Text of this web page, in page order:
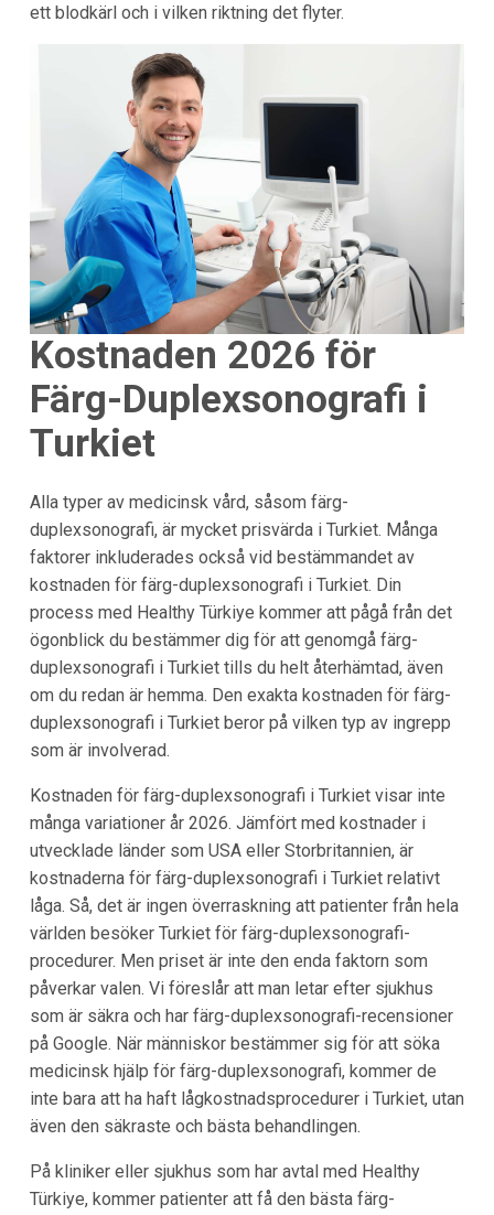
ett blodkärl och i vilken riktning det flyter.
Kostnaden 2026 för
Färg-Duplexsonografi i
Turkiet
Alla typer av medicinsk vård, såsom färg-
duplexsonografi, är mycket prisvärda i Turkiet. Många
faktorer inkluderades också vid bestämmandet av
kostnaden för färg-duplexsonografi i Turkiet. Din
process med Healthy Türkiye kommer att pågå från det
ögonblick du bestämmer dig för att genomgå färg-
duplexsonografi i Turkiet tills du helt återhämtad, även
om du redan är hemma. Den exakta kostnaden för färg-
duplexsonografi i Turkiet beror på vilken typ av ingrepp
som är involverad.
Kostnaden för färg-duplexsonografi i Turkiet visar inte
många variationer år 2026. Jämfört med kostnader i
utvecklade länder som USA eller Storbritannien, är
kostnaderna för färg-duplexsonografi i Turkiet relativt
låga. Så, det är ingen överraskning att patienter från hela
världen besöker Turkiet för färg-duplexsonografi-
procedurer. Men priset är inte den enda faktorn som
påverkar valen. Vi föreslår att man letar efter sjukhus
som är säkra och har färg-duplexsonografi-recensioner
på Google. När människor bestämmer sig för att söka
medicinsk hjälp för färg-duplexsonografi, kommer de
inte bara att ha haft lågkostnadsprocedurer i Turkiet, utan
även den säkraste och bästa behandlingen.
På kliniker eller sjukhus som har avtal med Healthy
Türkiye, kommer patienter att få den bästa färg-